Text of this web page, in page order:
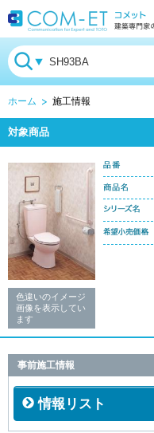
ホーム 施工情報
対象商品
色違いのイメージ
画像を表示してい
ます
事前施工情報
情報リスト